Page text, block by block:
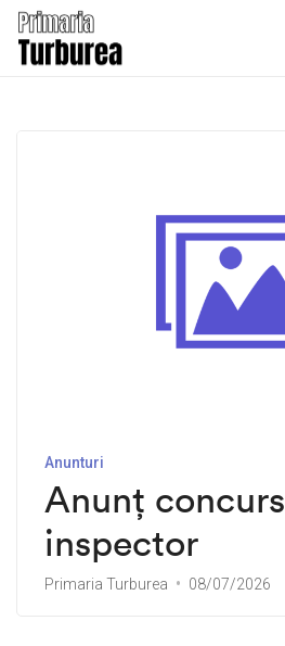
Anunturi
Anunț concurs
inspector
Primaria Turburea 08/07/2026